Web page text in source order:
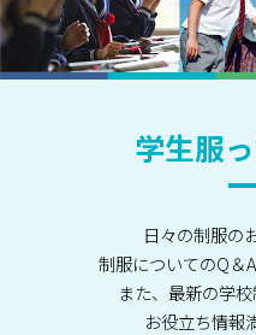
学生服
日々の制服の
制服についてのQ＆
また、最新の学
お役立ち情報